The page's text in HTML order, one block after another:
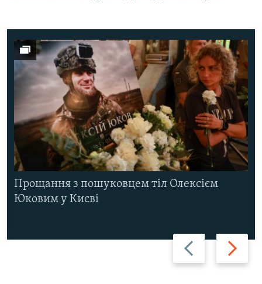
Назад Вперед
Прощання з пошуковцем тіл Олексієм
Юковим у Києві